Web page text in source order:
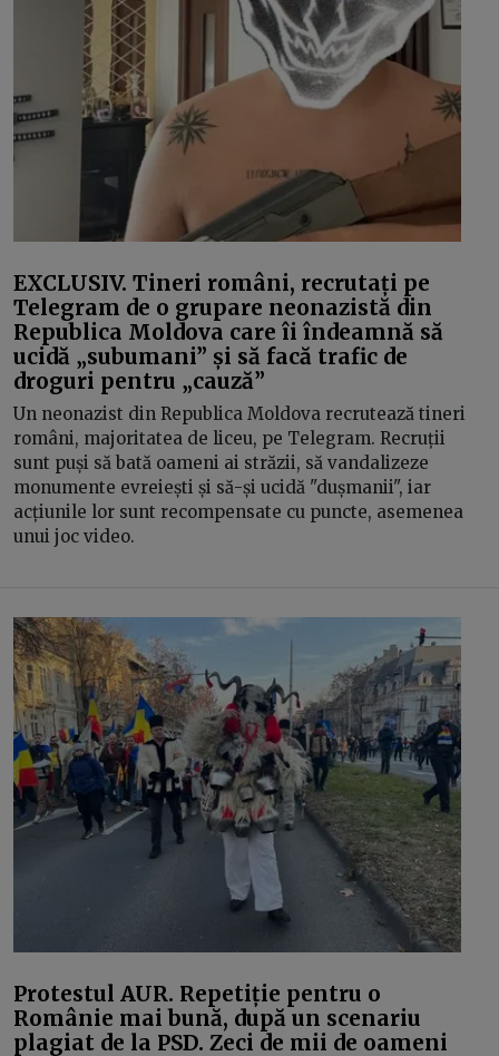
EXCLUSIV. Tineri români, recrutați pe
Telegram de o grupare neonazistă din
Republica Moldova care îi îndeamnă să
ucidă „subumani” și să facă trafic de
droguri pentru „cauză”
Un neonazist din Republica Moldova recrutează tineri
români, majoritatea de liceu, pe Telegram. Recruții
sunt puși să bată oameni ai străzii, să vandalizeze
monumente evreiești și să-și ucidă "dușmanii", iar
acțiunile lor sunt recompensate cu puncte, asemenea
unui joc video.
Protestul AUR. Repetiție pentru o
Românie mai bună, după un scenariu
plagiat de la PSD. Zeci de mii de oameni